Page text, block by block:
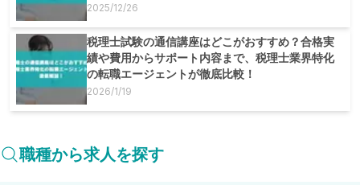
2025/12/26
税理士試験の通信講座はどこがおすすめ？合格実
績や費用からサポート内容まで、税理士業界特化
の転職エージェントが徹底比較！
2026/1/19
職種から求人を探す